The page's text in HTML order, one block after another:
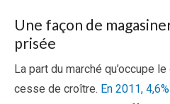
Une façon de
prisée
La part du marché qu’occupe
cesse de croître. En 2011,